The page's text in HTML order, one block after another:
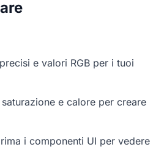
e valori RGB per i tuoi
e calore per creare
i componenti UI per vedere